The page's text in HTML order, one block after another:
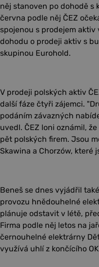
něj stanoven po dohodě s
června podle něj ČEZ
spojenou s prodejem aktiv
dohodu o prodeji aktiv s
skupinou Eurohold.
V prodeji polských aktiv
další fáze čtyři zájemci.
podáním závazných
uvedl. ČEZ loni oznámil,
pět polských firem. Jsou
Skawina a Chorzów, které
Beneš se dnes vyjádřil
provozu hnědouhelné
plánuje odstavit v létě,
Firma podle něj letos na
černouhelné elektrárny
využívá uhlí z končícího